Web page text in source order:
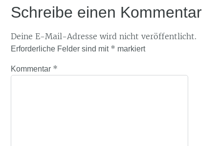
Schreibe einen Kommentar
Deine E-Mail-Adresse wird nicht veröffentlicht.
Erforderliche Felder sind mit * markiert
Kommentar *